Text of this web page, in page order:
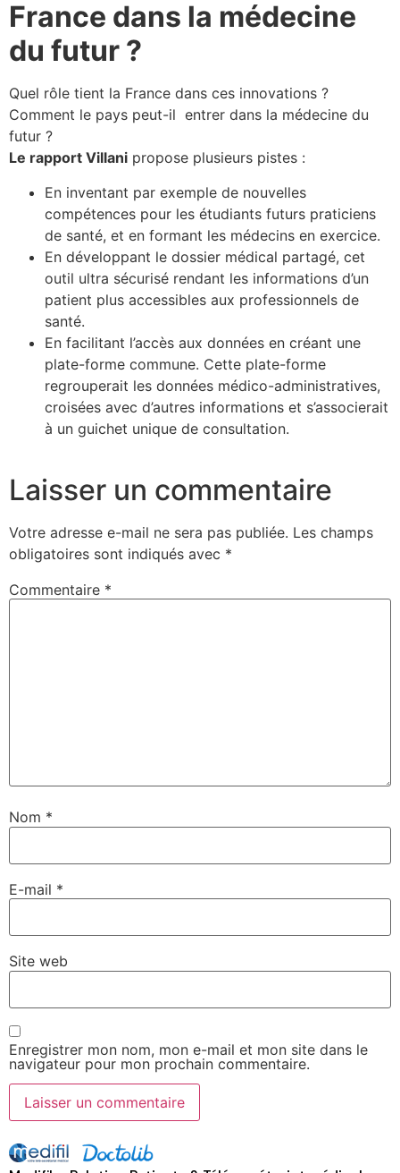
France dans la médecine
du futur ?
Quel rôle tient la France dans ces innovations ?
Comment le pays peut-il entrer dans la médecine du
futur ?
Le rapport Villani propose plusieurs pistes :
En inventant par exemple de nouvelles
compétences pour les étudiants futurs praticiens
de santé, et en formant les médecins en exercice.
En développant le dossier médical partagé, cet
outil ultra sécurisé rendant les informations d’un
patient plus accessibles aux professionnels de
santé.
En facilitant l’accès aux données en créant une
plate-forme commune. Cette plate-forme
regrouperait les données médico-administratives,
croisées avec d’autres informations et s’associerait
à un guichet unique de consultation.
Laisser un commentaire
Votre adresse e-mail ne sera pas publiée. Les champs
obligatoires sont indiqués avec *
Commentaire *
Nom *
E-mail *
Site web
Enregistrer mon nom, mon e-mail et mon site dans le
navigateur pour mon prochain commentaire.
Alternative: